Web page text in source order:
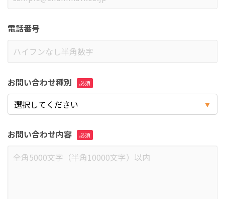
電話番号
お問い合わせ種別
お問い合わせ内容